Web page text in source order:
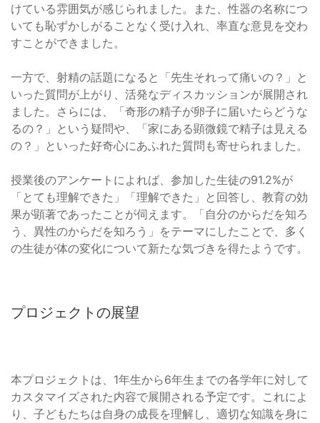
けている雰囲気が感じられました。また、性器の名称につ
いても恥ずかしがることなく受け入れ、率直な意見を交わ
すことができました。
一方で、射精の話題になると「先生それって痛いの？」と
いった質問が上がり、活発なディスカッションが展開され
ました。さらには、「奇形の精子が卵子に届いたらどうな
るの？」という疑問や、「家にある顕微鏡で精子は見える
の？」といった好奇心にあふれた質問も寄せられました。
授業後のアンケートによれば、参加した生徒の91.2%が
「とても理解できた」「理解できた」と回答し、教育の効
果が顕著であったことが伺えます。「自分のからだを知ろ
う、異性のからだを知ろう」をテーマにしたことで、多く
の生徒が体の変化について新たな気づきを得たようです。
プロジェクトの展望
本プロジェクトは、1年生から6年生までの各学年に対して
カスタマイズされた内容で展開される予定です。これによ
り、子どもたちは自身の成長を理解し、適切な知識を身に